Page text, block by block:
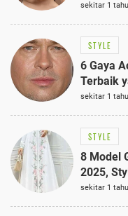
sekitar 1
STYLE
6 Gaya
Terbaik
sekitar 1
STYLE
8 Model
2025,
Semi-
sekitar 1